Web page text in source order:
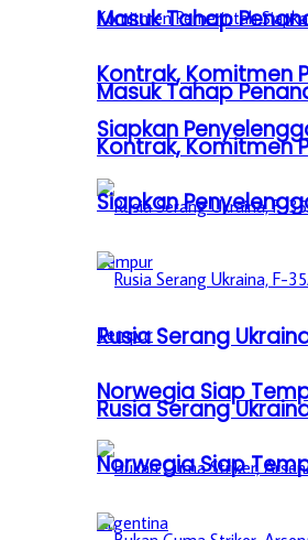
Masuk Tahap
Kontrak, Komitmen
Siapkan
Rusia Serang
Norwegia Siap
Masuk Tahap
Kontrak, Komitmen
Siapkan
Rusia Serang
Norwegia Siap